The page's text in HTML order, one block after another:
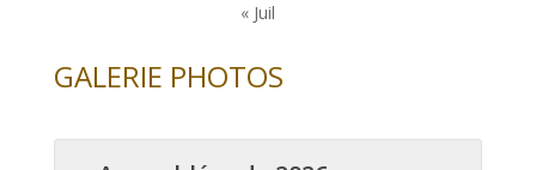
« Juil
GALERIE PHOTOS